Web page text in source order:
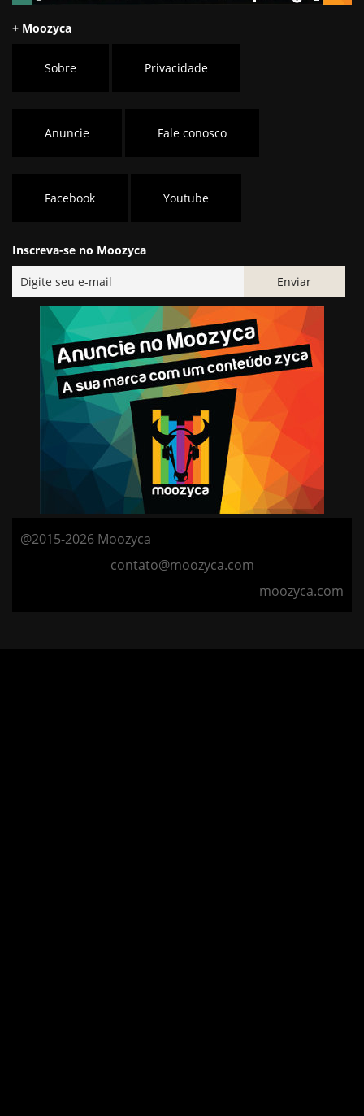
+ Moozyca
Sobre Privacidade
Anuncie Fale conosco
Facebook Youtube
Inscreva-se no Moozyca
@2015-2026 Moozyca
contato@moozyca.com
moozyca.com